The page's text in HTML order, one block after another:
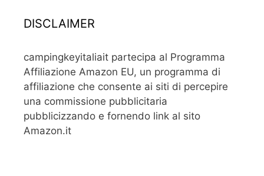
DISCLAIMER
campingkeyitaliait partecipa al Programma
Affiliazione Amazon EU, un programma di
affiliazione che consente ai siti di percepire
una commissione pubblicitaria
pubblicizzando e fornendo link al sito
Amazon.it